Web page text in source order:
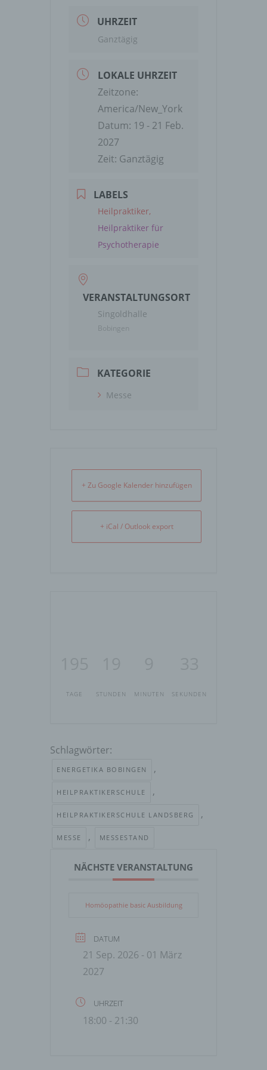
UHRZEIT
Ganztägig
LOKALE UHRZEIT
Zeitzone:
America/New_York
Datum: 19 - 21 Feb.
2027
Zeit: Ganztägig
LABELS
Heilpraktiker,
Heilpraktiker für
Psychotherapie
VERANSTALTUNGSORT
Singoldhalle
Bobingen
KATEGORIE
Messe
+ Zu Google Kalender hinzufügen
+ iCal / Outlook export
TAGE STUNDEN MINUTEN SEKUNDEN
Schlagwörter:
ENERGETIKA BOBINGEN ,
HEILPRAKTIKERSCHULE ,
HEILPRAKTIKERSCHULE LANDSBERG ,
MESSE , MESSESTAND
NÄCHSTE VERANSTALTUNG
Homöopathie basic Ausbildung
DATUM
21 Sep. 2026 - 01 März
2027
UHRZEIT
18:00 - 21:30